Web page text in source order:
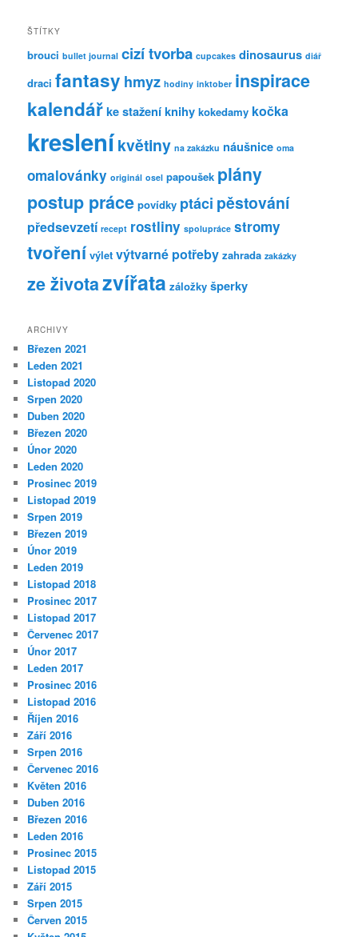
ŠTÍTKY
brouci bullet journal cizí tvorba cupcakes dinosaurus diář
draci fantasy hmyz hodiny inktober inspirace
kalendářke staženíknihy kokedamy kočka
kresleníkvětiny na zakázku náušnice oma
omalovánky originál osel papoušek plány
postup práce povídky ptáci pěstování
předsevzetí recept rostliny spolupráce stromy
tvoření výlet výtvarné potřeby zahrada zakázky
ze životazvířata záložky šperky
ARCHIVY
Březen 2021
Leden 2021
Listopad 2020
Srpen 2020
Duben 2020
Březen 2020
Únor 2020
Leden 2020
Prosinec 2019
Listopad 2019
Srpen 2019
Březen 2019
Únor 2019
Leden 2019
Listopad 2018
Prosinec 2017
Listopad 2017
Červenec 2017
Únor 2017
Leden 2017
Prosinec 2016
Listopad 2016
Říjen 2016
Září 2016
Srpen 2016
Červenec 2016
Květen 2016
Duben 2016
Březen 2016
Leden 2016
Prosinec 2015
Listopad 2015
Září 2015
Srpen 2015
Červen 2015